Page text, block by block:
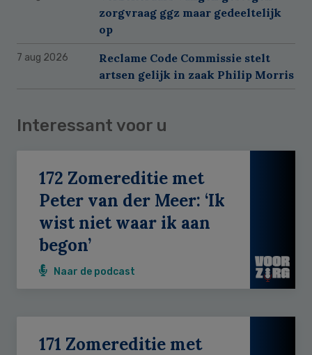
zorgvraag ggz maar gedeeltelijk
op
7 aug 2026
Reclame Code Commissie stelt
artsen gelijk in zaak Philip Morris
Interessant voor u
172 Zomereditie met
Peter van der Meer: ‘Ik
wist niet waar ik aan
begon’
Naar de podcast
171 Zomereditie met